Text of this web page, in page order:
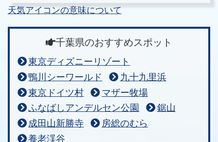
天気アイコンの意味について
千葉県のおすすめスポット
東京ディズニーリゾート
鴨川シーワールド
九十九里浜
東京ドイツ村
マザー牧場
ふなばしアンデルセン公園
鋸山
成田山新勝寺
房総のむら
養老渓谷